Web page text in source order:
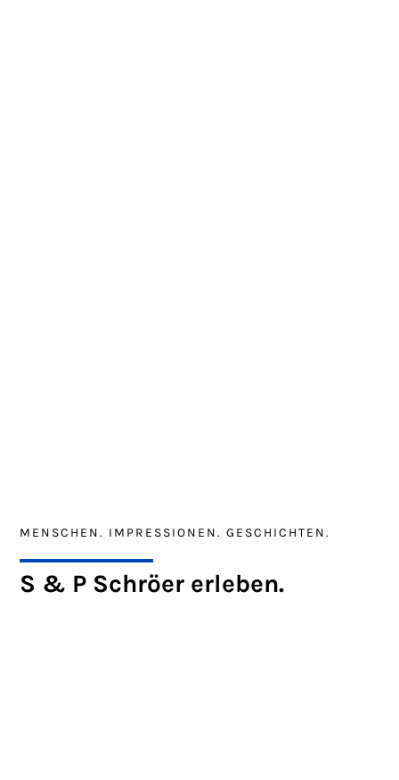
MENSCHEN. IMPRESSIONEN. GESCHICHTEN.
S & P Schröer erleben.